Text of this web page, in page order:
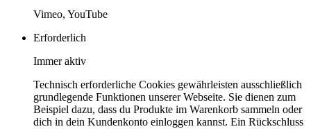
Vimeo, YouTube
Erforderlich
Immer aktiv
Technisch erforderliche Cookies gewährleisten ausschließlich
grundlegende Funktionen unserer Webseite. Sie dienen zum
Beispiel dazu, dass du Produkte im Warenkorb sammeln oder
dich in dein Kundenkonto einloggen kannst. Ein Rückschluss